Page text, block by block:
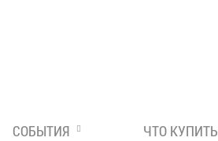
СОБЫТИЯ ЧТО КУПИТЬ